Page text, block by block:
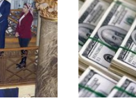
تستقبل
قيادات
سوق
المال
العراقي
لتعزير
التعاون